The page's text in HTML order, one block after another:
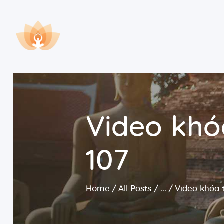
Video
107
Home All Posts ... Video khóa